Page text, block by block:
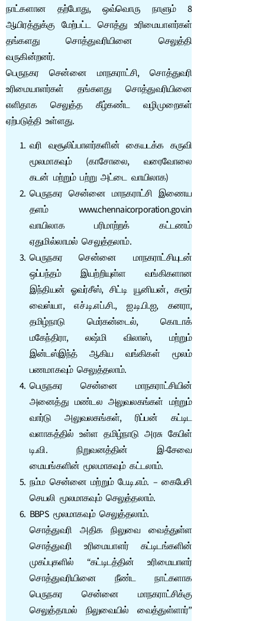
நாட்களான தற்போது, ஒவ்வொரு நாளும் 8
ஆயிரத்துக்கு மேற்பட்ட சொத்து உரிமையாளர்கள்
தங்களது சொத்துவரியினை செலுத்தி
வருகின்றனர்.
பெருநகர சென்னை மாநகராட்சி, சொத்துவரி
உரிமையாளர்கள் தங்களது சொத்துவரியினை
எளிதாக செலுத்த கீழ்கண்ட வழிமுறைகள்
ஏற்படுத்தி உள்ளது.
வரி வசூலிப்பாளர்களின் கையடக்க கருவி
மூலமாகவும் (காசோலை, வரைவோலை
கடன் மற்றும் பற்று அட்டை வாயிலாக)
பெருநகர சென்னை மாநகராட்சி இணைய
தளம் www.chennaicorporation.gov.in
வாயிலாக பரிமாற்றக் கட்டணம்
ஏதுமில்லாமல் செலுத்தலாம்.
பெருநகர சென்னை மாநகராட்சியுடன்
ஒப்பந்தம் இயற்றியுள்ள வங்கிகளான
இந்தியன் ஓவர்சீஸ், சிட்டி யூனியன், கரூர்
வைஸ்யா, எச்.டி.எப்.சி., ஐ.டி.பி.ஐ, கனரா,
தமிழ்நாடு மெர்கன்டைல், கொடாக்
மகேந்திரா, லஷ்மி விலாஸ், மற்றும்
இன்டஸ்இந்த் ஆகிய வங்கிகள் மூலம்
பணமாகவும் செலுத்தலாம்.
பெருநகர சென்னை மாநகராட்சியின்
அனைத்து மண்டல அலுவலகங்கள் மற்றும்
வார்டு அலுவலகங்கள், ரிப்பன் கட்டிட
வளாகத்தில் உள்ள தமிழ்நாடு அரசு கேபிள்
டி.வி. நிறுவனத்தின் இ-சேவை
மையங்களின் மூலமாகவும் கட்டலாம்.
நம்ம சென்னை மற்றும் பே.டி.எம். – கைபேசி
செயலி மூலமாகவும் செலுத்தலாம்.
BBPS மூலமாகவும் செலுத்தலாம்.
சொத்துவரி அதிக நிலுவை வைத்துள்ள
சொத்துவரி உரிமையாளர் கட்டிடங்களின்
முகப்புகளில் “கட்டிடத்தின் உரிமையாளர்
சொத்துவரியினை நீண்ட நாட்களாக
பெருநகர சென்னை மாநகராட்சிக்கு
செலுத்தாமல் நிலுவையில் வைத்துள்ளார்”